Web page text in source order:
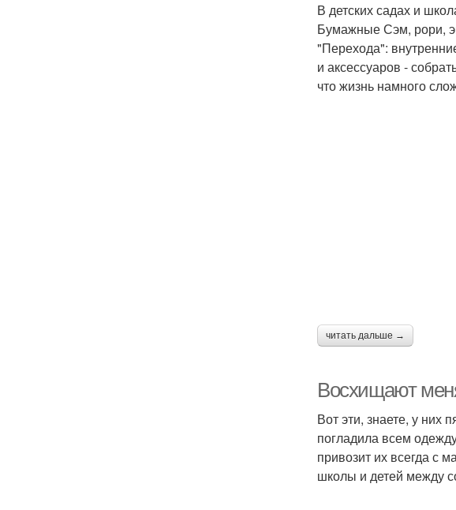
В детских садах и
Бумажные Сэм, рори,
"Перехода":
и аксессуаров -
что жизнь намного
читать дальше →
Восхищают
Вот эти, знаете, у них
погладила всем
привозит их всегда с
школы и детей между